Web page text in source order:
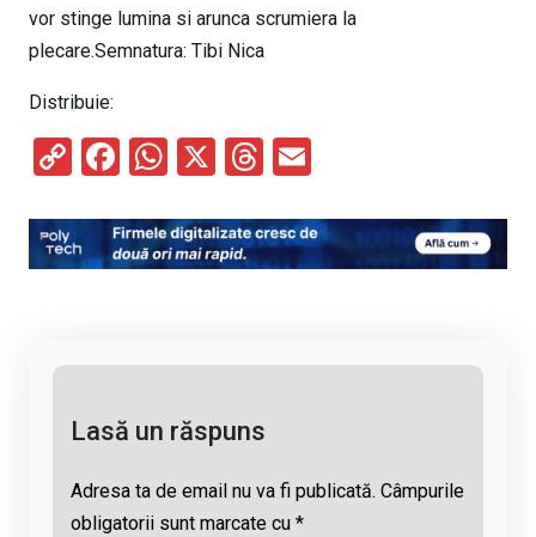
vor stinge lumina si arunca scrumiera la
plecare.Semnatura: Tibi Nica
Distribuie:
C
py
Li
F
ce
b
W
at
s
X
T
e
a
ail
Lasă un răspuns
Adresa ta de email nu va fi publicată. Câmpurile
obligatorii sunt marcate cu *